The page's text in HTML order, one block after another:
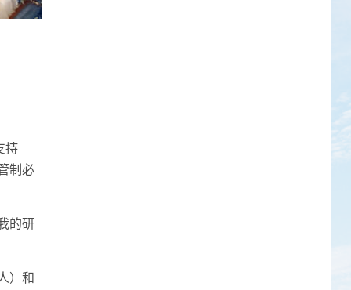
持
制必
的研
）和